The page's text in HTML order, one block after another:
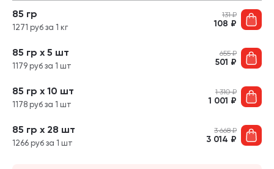
85 гр
1271 руб за 1 кг
131₽
108 ₽
85 гр х 5 шт
1179 руб за 1 шт
655₽
501 ₽
85 гр х 10 шт
1178 руб за 1 шт
1 310₽
1 001 ₽
85 гр х 28 шт
1266 руб за 1 шт
3 668₽
3 014 ₽